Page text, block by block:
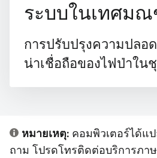
ระบบในเทศม
การปรับปรุงความปลอ
น่าเชื่อถือของไฟป่าใ
หมายเหตุ: คอมพิวเตอร์ได้
ถาม โปรดโทรติดต่อบริการภา